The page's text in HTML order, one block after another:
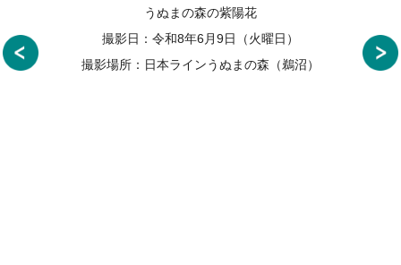
うぬまの森の紫陽花
撮影日：令和8年6月9日（火曜日）
撮影場所：日本ラインうぬまの森（鵜沼）